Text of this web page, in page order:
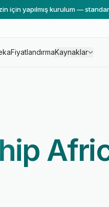
için yapılmış kurulum —
FiyatlandırmaKaynaklar